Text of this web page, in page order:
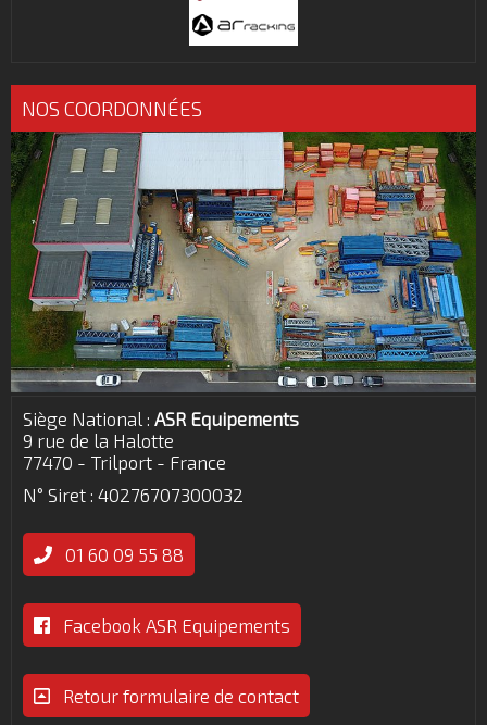
NOS COORDONNÉES
Siège National : ASR Equipements
9 rue de la Halotte
77470 - Trilport - France
N° Siret : 40276707300032
01 60 09 55 88
Facebook ASR Equipements
Retour formulaire de contact